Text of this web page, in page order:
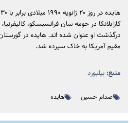
کازابلانکا در حومه سان فرانسیسکو،
درگذشت او عنوان شده اند. هایده در
مقیم آمریکا به خاک سپرده شد.
منبع:بیلبورد
صدام حسین هایده